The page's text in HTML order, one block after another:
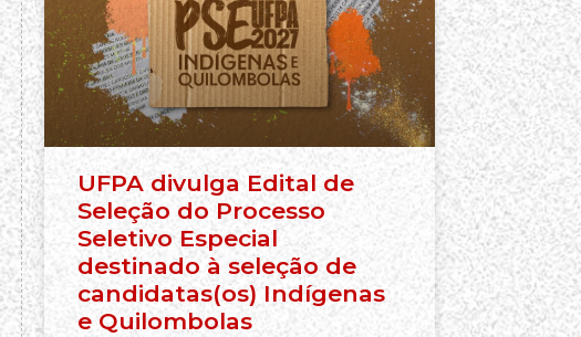
UFPA divulga Edital de
Seleção do Processo
Seletivo Especial
destinado à seleção de
candidatas(os) Indígenas
e Quilombolas